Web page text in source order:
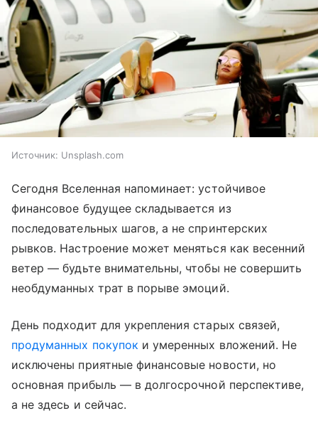
Источник: Unsplash.com
Сегодня Вселенная напоминает: устойчивое
финансовое будущее складывается из
последовательных шагов, а не спринтерских
рывков. Настроение может меняться как весенний
ветер — будьте внимательны, чтобы не совершить
необдуманных трат в порыве эмоций.
День подходит для укрепления старых связей,
продуманных покупок и умеренных вложений. Не
исключены приятные финансовые новости, но
основная прибыль — в долгосрочной перспективе,
а не здесь и сейчас.